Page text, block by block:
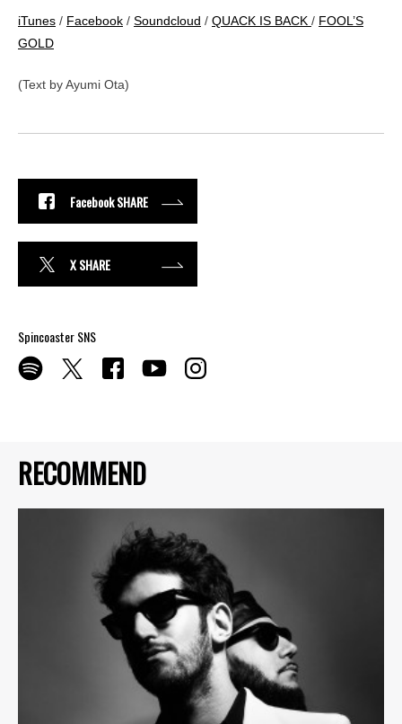
RECOMMEND
iTunes / Facebook / Soundcloud / QUACK IS BACK / FOOL’S
GOLD
(Text by Ayumi Ota)
Facebook SHARE
X SHARE
Spincoaster SNS